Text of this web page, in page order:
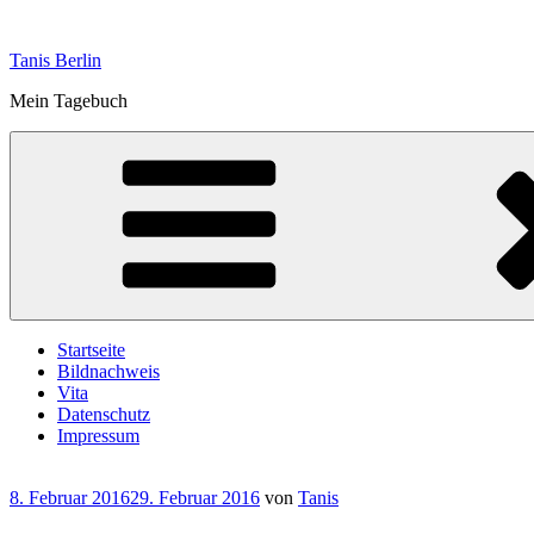
springen
Tanis Berlin
Mein Tagebuch
Startseite
Bildnachweis
Vita
Datenschutz
Impressum
Veröffentlicht
8. Februar 201629. Februar 2016 von Tanis